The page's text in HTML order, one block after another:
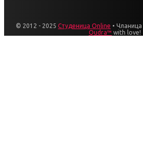
© 2012 - 2025 Студеница Online • Чланица
Qudra™ with love!